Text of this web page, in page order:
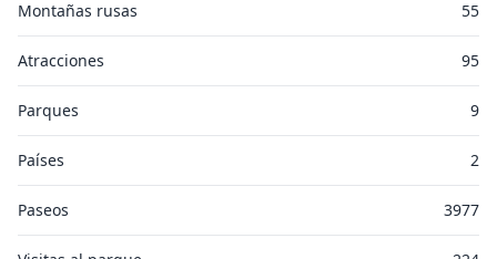
Montañas rusas 55
Atracciones 95
Parques 9
Países 2
Paseos 3977